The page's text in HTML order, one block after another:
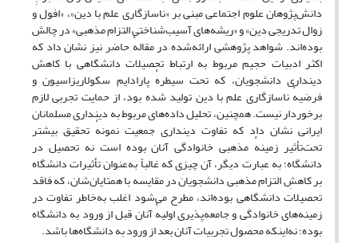
دانش‌پژوهان علوم اجتماعی مبنی بر «ناسازگاری علم با دین»، «افول و
زوال تدریجی دین» و «ریشه‌های آسیب‌شناختی التزام مذهبی» در چالش
بوده‌اند. شواهد پژوهشی ارائه‌شده در مقالهٔ حاضر نیز نشان داد که
اکثر ادبیات حجیم مربوط به ارتباط تحصیلات دانشگاهی با کاهش
دینداری دانشجویان، که تحت سیطرهٔ پارادایم سکولاریزاسیون و
فرضیهٔ ناسازگاری علم با دین تولید شده بود، از حمایت تجربی لازم
برخوردار نیست. همچنین، تحلیل داده‌های مربوط به دینداری مسلمانان
ایرانی نشان داد که تفاوت دینداری جمعیت نمونهٔ تحقیق بیشتر
تحت‌تأثیر زمینهٔ مذهبی خانوادگی آنان بوده است نه تحصیل در
دانشگاه؛ به عبارت دیگر، آن چیزی که غالباً به‌عنوان تأثیرات دانشگاه
بر کاهشِ التزام مذهبی دانشجویان در مقایسه با همتایان‌شان، که فاقد
تحصیلات دانشگاهی بوده‌اند، مطرح می‌شود اغلب به‌خاطر تفاوت در
زمینه‌های خانوادگی و جامعه‌پذیری اولیهٔ آنان قبل از ورود به دانشگاه
بوده؛ نه‌اینکه محصول تجربیات آنان بعد از ورود به دانشگاه‌ها باشد.